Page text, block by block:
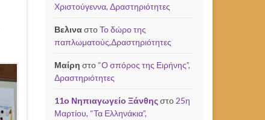
Χριστούγεννα, Δραστηριότητες
ΒελιναστοΤο δώρο της
παπλωματούς,Δραστηριότητες
Μαίρη στο “Ο σπόρος της Ειρήνης”,
Δραστηριότητες
11ο Νηπιαγωγείο Ξάνθηςστο 25η
Μαρτίου, “Τα Ελληνάκια”,